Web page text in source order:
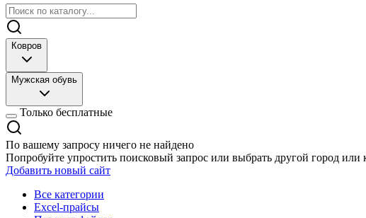
Ковров
Мужская обувь
Только бесплатные
По вашему запросу ничего не найдено
Попробуйте упростить поисковый запрос или выбрать другой город или
Добавить новый сайт
Все категории
Excel-прайсы